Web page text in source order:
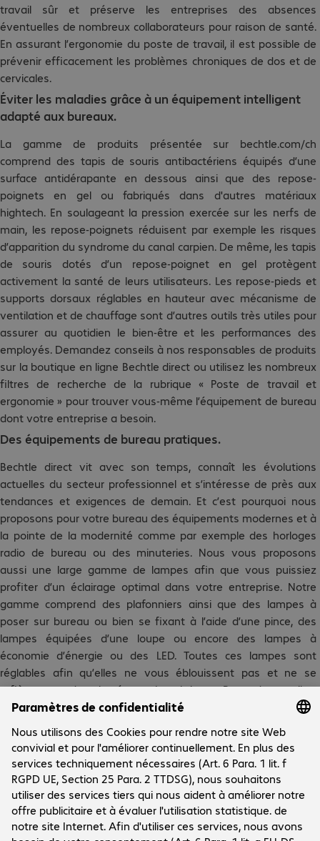
travail sûr et préserve les entreprises des absences
éventuelles de nombreux collaborateurs pour raison de santé.
En assurant l’ergonomie du poste de travail, il est possible de
prévenir efficacement les problèmes chroniques de dos et de
cervicales.
Éviter les maladies grâce à un équipement intelligent
adapté aux bureaux.
La gamme de produits présentée sur bechtle.com/ch
comprend des tapis de souris antibactériens équipés d’une
surface antidérapante en dessous ainsi que des repose-
poignets en gel ou fabriqués dans d'autres matériaux
hightech. En soulageant la pression exercée sur les nerfs de
main, les repose-poignets réduisent par exemple les risques
d’apparition du syndrome du canal carpien. De même, les tapis
de souris dotés d’un repose-poignet en gel protègent
activement la santé de leurs utilisateurs. Les repose-pieds et
supports dorsaux réglables en hauteur avec mécanisme de
ventilation et de chauffage sont d’autres outils très utiles pour
assurer au quotidien le bien-être et les performances des
employés. Demandez conseils à nos responsables de produits
sur la boutique en ligne Bechtle direct ou utilisez les nombreux
filtres de recherche de la rubrique « Poste de travail et
ergonomie » pour trouver vous-même l’équipement de bureau
dont votre entreprise a besoin.
Des équipements de bureau pratiques.
Bechtle direct vit avec son temps, connaît les évolutions
actuelles du secteur professionnel et s’intéresse de près aux
tendances et exigences de demain. Et c’est pourquoi nous
proposons pour votre bureau des équipements modernes et à
la pointe de la modernité comme par exemple des horloges
radio de bureau ou des minuteries. Nous vous proposons
aussi une large gamme de lampes afin que vous puissiez
profiter d’un éclairage optimal dans votre entreprise. Notre
gamme comprend des plafonniers ainsi que des lampes à
poser sur bureau ou bien se fixant à l’aide d’une pince, des
lampes équipées d’une loupe ou encore des lampes à
économie d’énergie ou des LED. Toutes ces lampes sont
réglables afin qu’elles ne vous éblouissent pas et ne se
reflètent pas dans les écrans. La rubrique « Poste de travail et
ergonomie » a de nombreuses facettes : nos responsables de
suggestions.
Le groupe